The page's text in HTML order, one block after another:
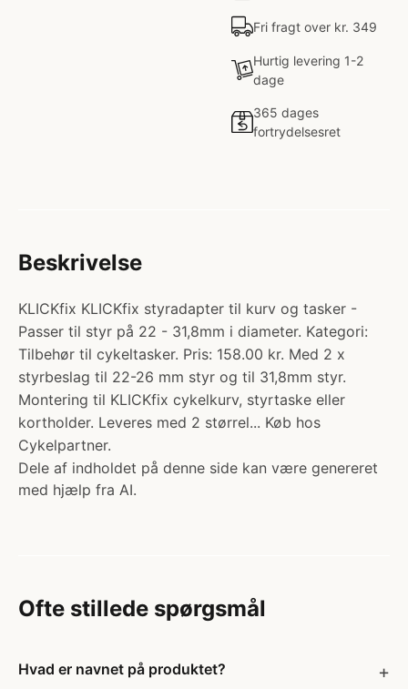
Fri fragt over kr. 349
Hurtig levering 1-2
dage
365 dages
fortrydelsesret
Beskrivelse
KLICKfix KLICKfix styradapter til kurv og tasker -
Passer til styr på 22 - 31,8mm i diameter. Kategori:
Tilbehør til cykeltasker. Pris: 158.00 kr. Med 2 x
styrbeslag til 22-26 mm styr og til 31,8mm styr.
Montering til KLICKfix cykelkurv, styrtaske eller
kortholder. Leveres med 2 størrel... Køb hos
Cykelpartner.
Dele af indholdet på denne side kan være genereret
med hjælp fra AI.
Ofte stillede spørgsmål
Hvad er navnet på produktet?